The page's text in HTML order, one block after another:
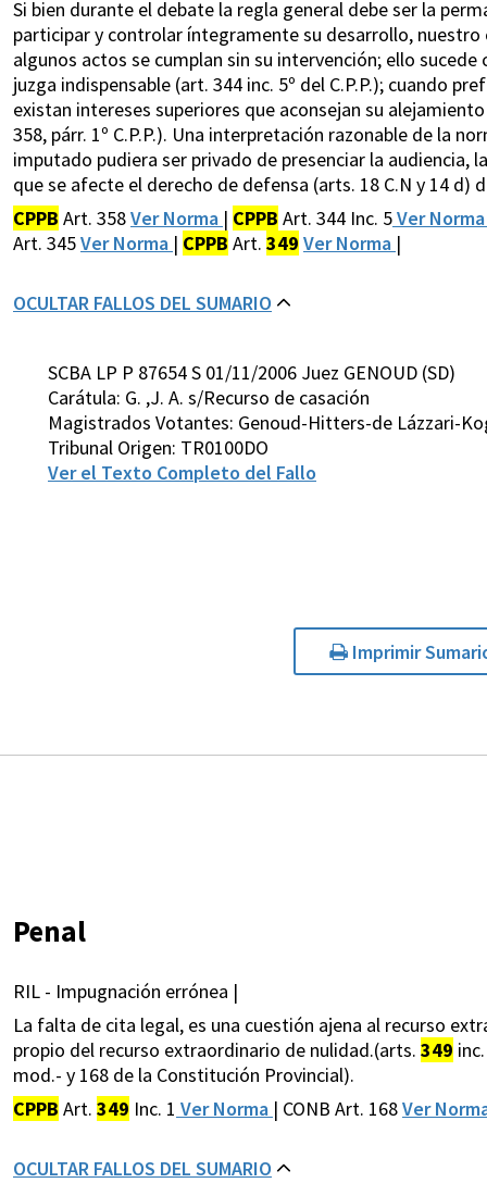
Si bien durante el debate la regla general debe ser la
participar y controlar íntegramente su desarrollo,
algunos actos se cumplan sin su intervención; ello
juzga indispensable (art. 344 inc. 5º del C.P.P.); cuando
existan intereses superiores que aconsejan su
358, párr. 1º C.P.P.). Una interpretación razonable de la
imputado pudiera ser privado de presenciar la audiencia,
que se afecte el derecho de defensa (arts. 18 C.N y 14
CPPB Art. 358Ver Norma | CPPB Art. 344 Inc. 5Ver
Art. 345Ver Norma | CPPB Art. 349 Ver Norma |
OCULTAR FALLOS DEL SUMARIO
SCBA LP P 87654 S 01/11/2006 Juez GENOUD (SD)
Carátula: G. ,J. A. s/Recurso de casación
Magistrados Votantes: Genoud-Hitters-de Lázzari-
Tribunal Origen: TR0100DO
Ver el Texto Completo del Fallo
Imprimir
Penal
RIL - Impugnación errónea |
La falta de cita legal, es una cuestión ajena al recurso
propio del recurso extraordinario de nulidad.(arts. 349
mod.- y 168 de la Constitución Provincial).
CPPB Art. 349 Inc. 1 Ver Norma | CONB Art. 168Ver
OCULTAR FALLOS DEL SUMARIO